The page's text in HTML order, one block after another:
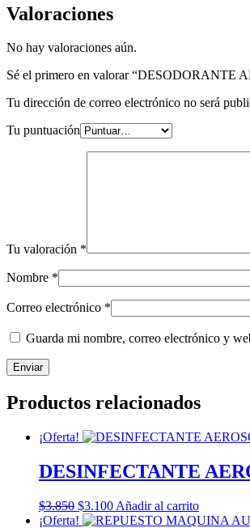
Valoraciones
No hay valoraciones aún.
Sé el primero en valorar
Tu dirección de correo electrónico no será
Tu puntuación
Tu valoración *
Nombre *
Correo electrónico *
Guarda mi nombre, correo electrónico y
Productos relacionados
¡Oferta!
DESINFECTANTE
$3.850 El
precio
$3.100El
precio
Añadir al carrito
¡Oferta!